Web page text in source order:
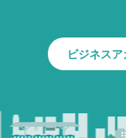
ビジネス